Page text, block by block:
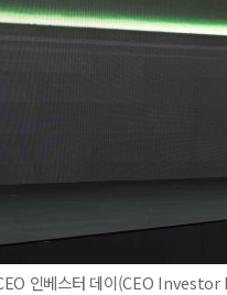
인베스터 데이(CEO Investor